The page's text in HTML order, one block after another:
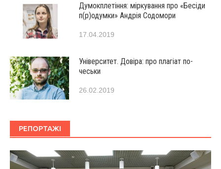
Думокплетіння: міркування про «Бесіди
п(р)одумки» Андрія Содомори
17.04.2019
Університет. Довіра: про плагіат по-
чеськи
26.02.2019
РЕПОРТАЖІ